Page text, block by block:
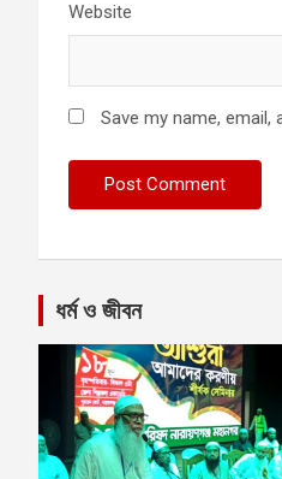
Website
Save my name,
ধর্ম ও জীবন